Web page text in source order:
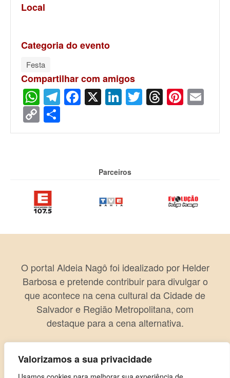
Valorizamos a sua privacidade
Local
Categoria do evento
Festa
Compartilhar com amigos
WhatsApp
Telegram
Facebook
X LinkedIn
Twitter
Threads
Copy
Link
Parceiros
O portal Aldeia Nagô foi idealizado por Helder
Barbosa e pretende contribuir para divulgar o
que acontece na cena cultural da Cidade de
Salvador e Região Metropolitana, com
destaque para a cena alternativa.